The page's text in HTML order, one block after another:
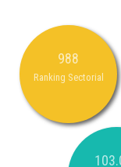
988
Ranking Sectorial